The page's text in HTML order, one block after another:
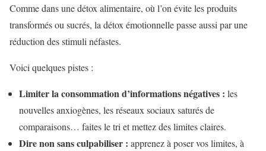
Comme dans une détox alimentaire, où l’on évite les produits
transformés ou sucrés, la détox émotionnelle passe aussi par une
réduction des stimuli néfastes.
Voici quelques pistes :
Limiter la consommation d’informations négatives : les
nouvelles anxiogènes, les réseaux sociaux saturés de
comparaisons… faites le tri et mettez des limites claires.
Dire non sans culpabiliser : apprenez à poser vos limites, à